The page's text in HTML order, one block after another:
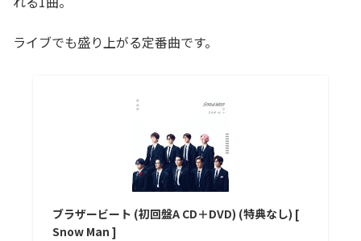
ライブでも盛り上がる定番曲です。
ブラザービート (初回盤A CD＋DVD) (特典なし) [
Snow Man ]